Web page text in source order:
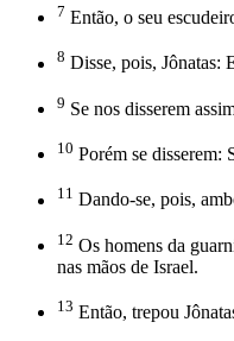
7 Então, o seu
8 Disse, pois, Jônatas:
9 Se nos disserem
10 Porém se disserem:
11 Dando-se, pois,
12 Os homens da
nas mãos de Israel.
13 Então, trepou